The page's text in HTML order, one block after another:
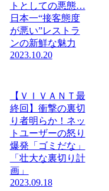
トとしての悪態…
日本一“接客態度
が悪い”レストラ
ンの新鮮な魅力
2023.10.20
【ＶＩＶＡＮＴ最
終回】衝撃の裏切
り者明らか！ネッ
トユーザーの怒り
爆発「ゴミだな」
「壮大な裏切り計
画」
2023.09.18